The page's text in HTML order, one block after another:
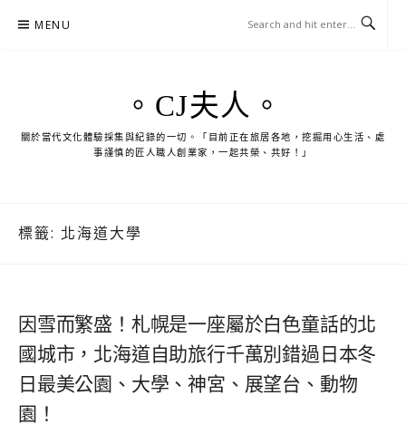
MENU
。CJ夫人。
關於當代文化體驗採集與紀錄的一切。「目前正在旅居各地，挖掘用心生活、處
事謹慎的匠人職人創業家，一起共榮、共好！」
標籤: 北海道大學
因雪而繁盛！札幌是一座屬於白色童話的北
國城市，北海道自助旅行千萬別錯過日本冬
日最美公園、大學、神宮、展望台、動物
園！